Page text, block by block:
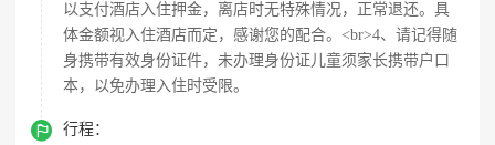
以支付酒店入住押金，离店时无特殊情况，正常退还。具
体金额视入住酒店而定，感谢您的配合。<br>4、请记得随
身携带有效身份证件，未办理身份证儿童须家长携带户口
本，以免办理入住时受限。

行程：